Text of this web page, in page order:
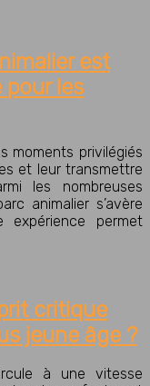
est
les
moments privilégiés
et leur transmettre
les nombreuses
animalier s’avère
expérience permet
critique
jeune âge ?
à une vitesse